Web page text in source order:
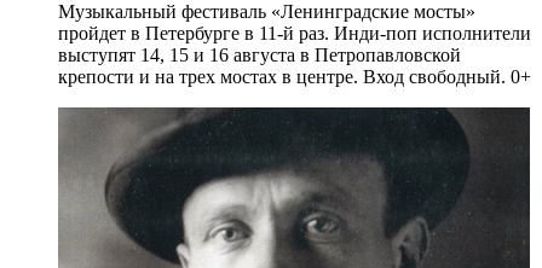
Музыкальный фестиваль «Ленинградские мосты»
пройдет в Петербурге в 11-й раз. Инди-поп исполнители
выступят 14, 15 и 16 августа в Петропавловской
крепости и на трех мостах в центре. Вход свободный. 0+